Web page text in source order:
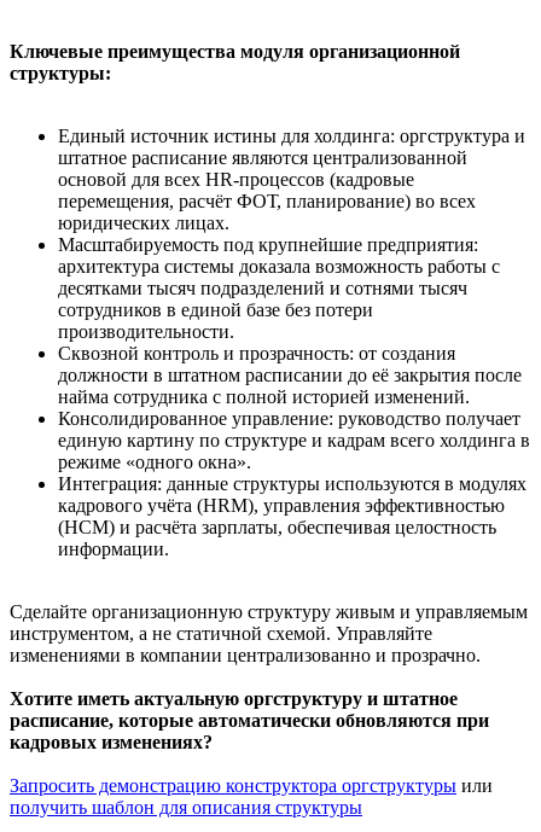
Ключевые преимущества модуля организационной
структуры:
Единый источник истины для холдинга: оргструктура и
штатное расписание являются централизованной
основой для всех HR-процессов (кадровые
перемещения, расчёт ФОТ, планирование) во всех
юридических лицах.
Масштабируемость под крупнейшие предприятия:
архитектура системы доказала возможность работы с
десятками тысяч подразделений и сотнями тысяч
сотрудников в единой базе без потери
производительности.
Сквозной контроль и прозрачность: от создания
должности в штатном расписании до её закрытия после
найма сотрудника с полной историей изменений.
Консолидированное управление: руководство получает
единую картину по структуре и кадрам всего холдинга в
режиме «одного окна».
Интеграция: данные структуры используются в модулях
кадрового учёта (HRM), управления эффективностью
(HCM) и расчёта зарплаты, обеспечивая целостность
информации.
Сделайте организационную структуру живым и управляемым
инструментом, а не статичной схемой. Управляйте
изменениями в компании централизованно и прозрачно.
Хотите иметь актуальную оргструктуру и штатное
расписание, которые автоматически обновляются при
кадровых изменениях?
Запросить демонстрацию конструктора оргструктуры или
получить шаблон для описания структуры